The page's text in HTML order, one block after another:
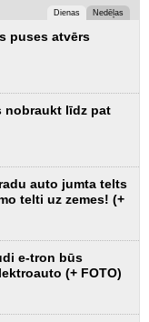
Dienas Nedēļas
puses atvērs
nobraukt līdz pat
auto jumta telts
telti uz zemes! (+
e-tron būs
(+ FOTO)